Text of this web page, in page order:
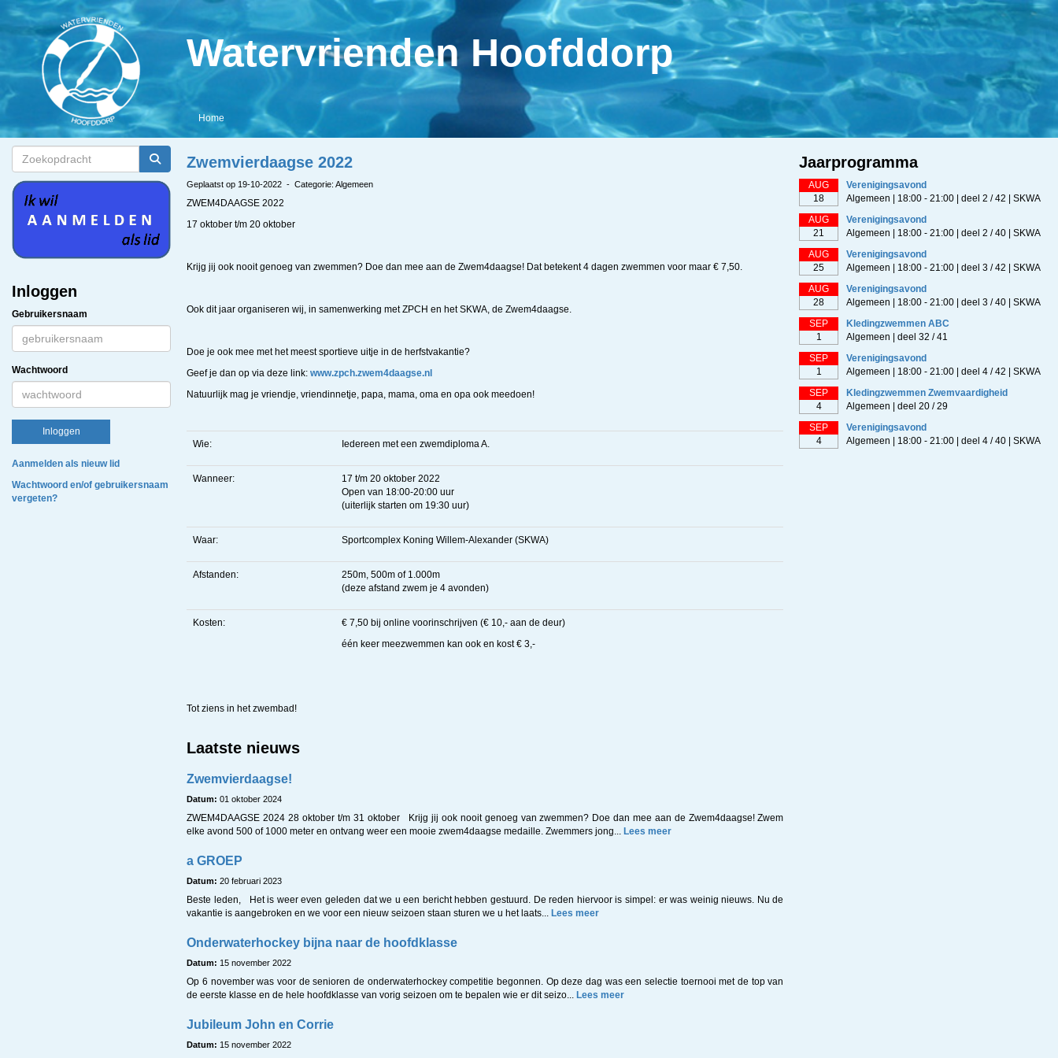
Watervrienden Hoofddorp
Home
Inloggen
Gebruikersnaam
Wachtwoord
Inloggen
Aanmelden als nieuw lid
Wachtwoord en/of gebruikersnaam
vergeten?
Zwemvierdaagse 2022
Geplaatst op 19-10-2022 - Categorie: Algemeen
ZWEM4DAAGSE 2022
17 oktober t/m 20 oktober
Krijg jij ook nooit genoeg van zwemmen? Doe dan mee aan de Zwem4daagse! Dat betekent 4 dagen zwemmen voor maar € 7,50.
Ook dit jaar organiseren wij, in samenwerking met ZPCH en het SKWA, de Zwem4daagse.
Doe je ook mee met het meest sportieve uitje in de herfstvakantie?
Geef je dan op via deze link:www.zpch.zwem4daagse.nl
Natuurlijk mag je vriendje, vriendinnetje, papa, mama, oma en opa ook meedoen!
Wie: Iedereen met een zwemdiploma A.
Wanneer:
17 t/m 20 oktober 2022
Open van 18:00-20:00 uur
(uiterlijk starten om 19:30 uur)
Waar: Sportcomplex Koning Willem-Alexander (SKWA)
Afstanden:
250m, 500m of 1.000m
(deze afstand zwem je 4 avonden)
Kosten:
€ 7,50 bij online voorinschrijven (€ 10,- aan de deur)
één keer meezwemmen kan ook en kost € 3,-
Tot ziens in het zwembad!
Laatste nieuws
Zwemvierdaagse!
Datum: 01 oktober 2024
ZWEM4DAAGSE 2024 28 oktober t/m 31 oktober Krijg jij ook nooit genoeg van zwemmen? Doe dan mee aan de Zwem4daagse! Zwem
elke avond 500 of 1000 meter en ontvang weer een mooie zwem4daagse medaille. Zwemmers jong... Lees meer
a GROEP
Datum: 20 februari 2023
Beste leden, Het is weer even geleden dat we u een bericht hebben gestuurd. De reden hiervoor is simpel: er was weinig nieuws. Nu de
vakantie is aangebroken en we voor een nieuw seizoen staan sturen we u het laats... Lees meer
Onderwaterhockey bijna naar de hoofdklasse
Datum: 15 november 2022
Op 6 november was voor de senioren de onderwaterhockey competitie begonnen. Op deze dag was een selectie toernooi met de top van
de eerste klasse en de hele hoofdklasse van vorig seizoen om te bepalen wie er dit seizo... Lees meer
Jubileum John en Corrie
Datum: 15 november 2022
Jaarprogramma
AUG
18
Verenigingsavond
Algemeen | 18:00 - 21:00 | deel 2 / 42 | SKWA
AUG
21
Verenigingsavond
Algemeen | 18:00 - 21:00 | deel 2 / 40 | SKWA
AUG
25
Verenigingsavond
Algemeen | 18:00 - 21:00 | deel 3 / 42 | SKWA
AUG
28
Verenigingsavond
Algemeen | 18:00 - 21:00 | deel 3 / 40 | SKWA
SEP
1
Kledingzwemmen ABC
Algemeen | deel 32 / 41
SEP
1
Verenigingsavond
Algemeen | 18:00 - 21:00 | deel 4 / 42 | SKWA
SEP
4
Kledingzwemmen Zwemvaardigheid
Algemeen | deel 20 / 29
SEP
4
Verenigingsavond
Algemeen | 18:00 - 21:00 | deel 4 / 40 | SKWA